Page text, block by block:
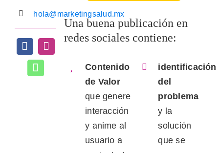
hola@marketingsalud.mx
Una buena publicación en
redes socialescontiene:
Contenido
de Valor
que genere
interacción
y anime al
usuario a
identificación
del
problema
y la
solución
que se